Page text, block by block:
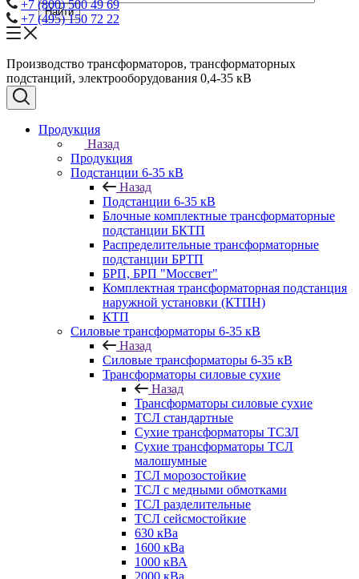
Найти
+7 (800) 500 49 69
+7 (495) 150 72 22
Производство трансформаторов, трансформаторных
подстанций, электрооборудования 0,4-35 кВ
Продукция
Назад
Продукция
Подстанции 6-35 кВ
Назад
Подстанции 6-35 кВ
Блочные комплектные трансформаторные
подстанции БКТП
Распределительные трансформаторные
подстанции БРТП
БРП, БРП "Моссвет"
Комплектная трансформаторная подстанция
наружной установки (КТПН)
КТП
Силовые трансформаторы 6-35 кВ
Назад
Силовые трансформаторы 6-35 кВ
Трансформаторы силовые сухие
Назад
Трансформаторы силовые сухие
ТСЛ стандартные
Сухие трансформаторы ТСЗЛ
Сухие трансформаторы ТСЛ
малошумные
ТСЛ морозостойкие
ТСЛ с медными обмотками
ТСЛ разделительные
ТСЛ сейсмостойкие
630 кВа
1600 кВа
1000 кВА
2000 кВа